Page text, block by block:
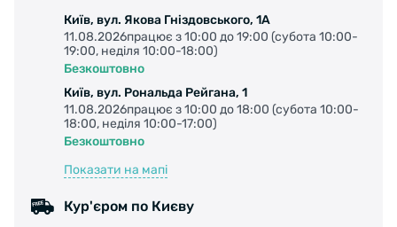
Київ, вул. Якова Гніздовського, 1А
11.08.2026працює з 10:00 до 19:00 (субота 10:00-
19:00, неділя 10:00-18:00)
Безкоштовно
Київ, вул. Рональда Рейгана, 1
11.08.2026працює з 10:00 до 18:00 (субота 10:00-
18:00, неділя 10:00-17:00)
Безкоштовно
Показати на мапі
Кур'єром по Києву